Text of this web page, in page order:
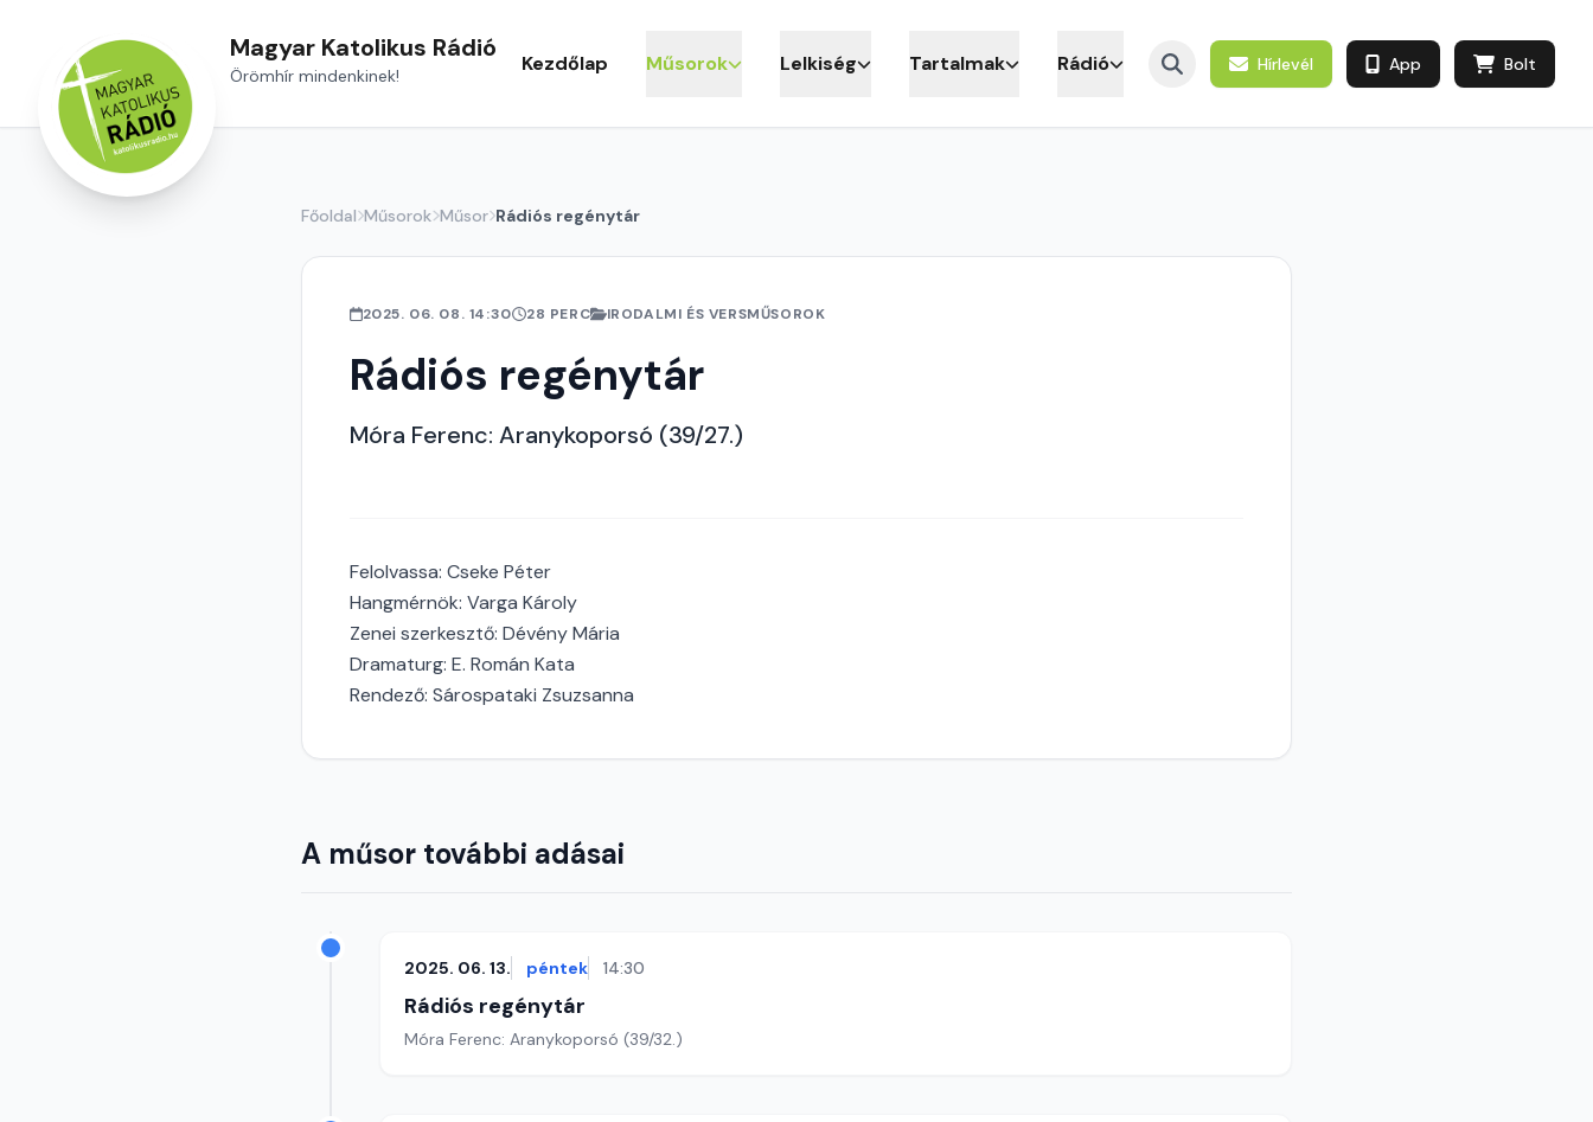
Magyar Katolikus Rádió
Örömhír mindenkinek! Kezdőlap Műsorok Lelkiség Tartalmak Rádió Hírlevél App Bolt
Főoldal Műsorok Műsor Rádiós regénytár
2025. 06. 08. 14:30 28 PERC IRODALMI ÉS VERSMŰSOROK
Rádiós regénytár
Móra Ferenc: Aranykoporsó (39/27.)
Felolvassa: Cseke Péter
Hangmérnök: Varga Károly
Zenei szerkesztő: Dévény Mária
Dramaturg: E. Román Kata
Rendező: Sárospataki Zsuzsanna
A műsor további adásai
2025. 06. 13. péntek 14:30
Rádiós regénytár
Móra Ferenc: Aranykoporsó (39/32.)